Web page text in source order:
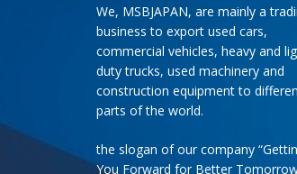
We, MSBJAPAN, are mainly a
business to export used cars,
commercial vehicles, heavy and
duty trucks, used machinery and
construction equipment to
parts of the world.
the slogan of our company
You Forward for Better